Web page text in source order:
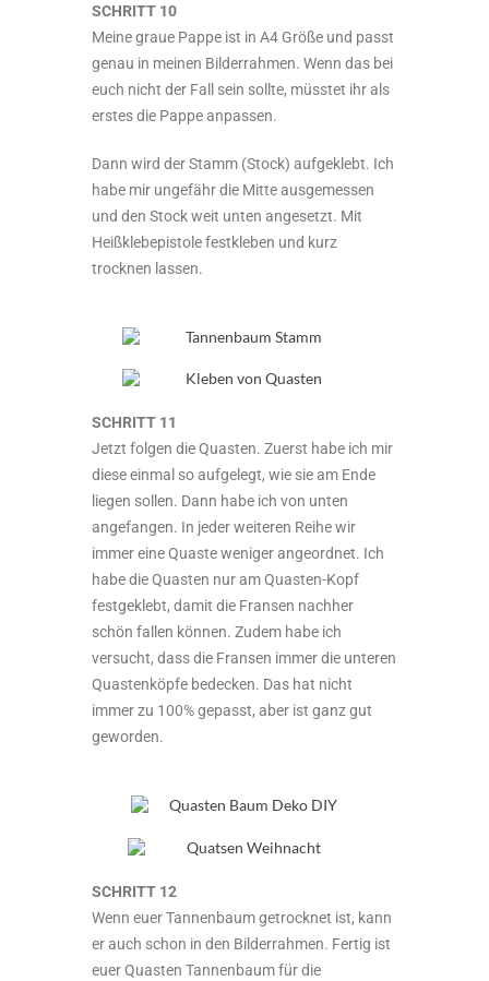
SCHRITT 10
Meine graue Pappe ist in A4 Größe und passt
genau in meinen Bilderrahmen. Wenn das bei
euch nicht der Fall sein sollte, müsstet ihr als
erstes die Pappe anpassen.
Dann wird der Stamm (Stock) aufgeklebt. Ich
habe mir ungefähr die Mitte ausgemessen
und den Stock weit unten angesetzt. Mit
Heißklebepistole festkleben und kurz
trocknen lassen.
SCHRITT 11
Jetzt folgen die Quasten. Zuerst habe ich mir
diese einmal so aufgelegt, wie sie am Ende
liegen sollen. Dann habe ich von unten
angefangen. In jeder weiteren Reihe wir
immer eine Quaste weniger angeordnet. Ich
habe die Quasten nur am Quasten-Kopf
festgeklebt, damit die Fransen nachher
schön fallen können. Zudem habe ich
versucht, dass die Fransen immer die unteren
Quastenköpfe bedecken. Das hat nicht
immer zu 100% gepasst, aber ist ganz gut
geworden.
SCHRITT 12
Wenn euer Tannenbaum getrocknet ist, kann
er auch schon in den Bilderrahmen. Fertig ist
euer Quasten Tannenbaum für die